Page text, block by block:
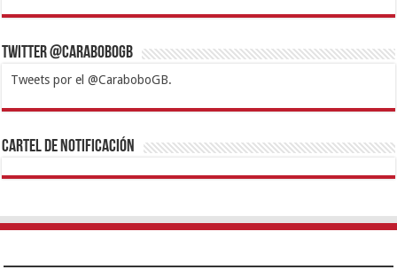
Twitter @CaraboboGB
Tweets por el @CaraboboGB.
1xbetBetturkeyBetistKralbetSupertotobetTipobetMatadorbetMariobet
https://mvbcasino.com/
Cartel de Notificación